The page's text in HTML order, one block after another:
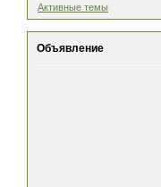
Активные темы
Объявление